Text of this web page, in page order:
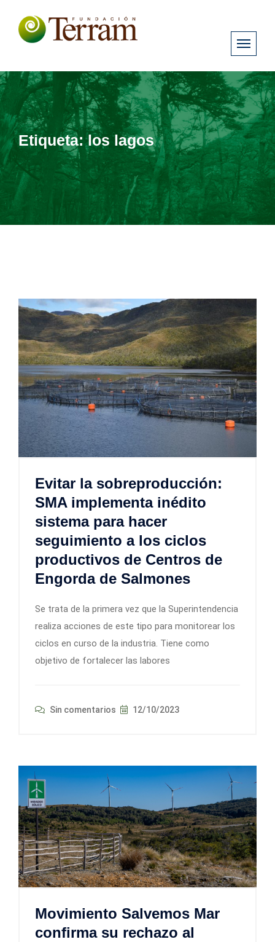
Etiqueta:los lagos
Evitar la sobreproducción:
SMA implementa inédito
sistema para hacer
seguimiento a los ciclos
productivos de Centros de
Engorda de Salmones
Se trata de la primera vez que la Superintendencia
realiza acciones de este tipo para monitorear los
ciclos en curso de la industria. Tiene como
objetivo de fortalecer las labores
Sin comentarios 12/10/2023
Movimiento Salvemos Mar
confirma su rechazo al